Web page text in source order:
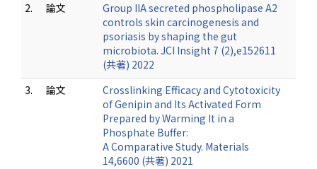
2.
論文
Group IIA secreted phospholipase A2
controls skin carcinogenesis and
psoriasis by shaping the gut
microbiota. JCI Insight 7 (2),e152611
(共著) 2022
3.
論文
Crosslinking Efficacy and Cytotoxicity
of Genipin and Its Activated Form
Prepared by Warming It in a
Phosphate Buffer:
A Comparative Study. Materials
14,6600 (共著) 2021